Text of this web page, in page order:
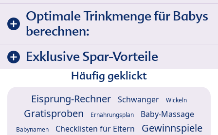
Optimale Trinkmenge für Babys
berechnen:
Exklusive Spar-Vorteile
Häufig geklickt
Eisprung-Rechner Schwanger Wickeln
Gratisproben Ernährungsplan Baby-Massage
Babynamen Checklisten für Eltern
Gewinnspiele